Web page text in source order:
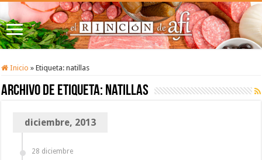
Inicio » Etiqueta:natillas
Archivo de etiqueta: natillas
diciembre, 2013
28 diciembre